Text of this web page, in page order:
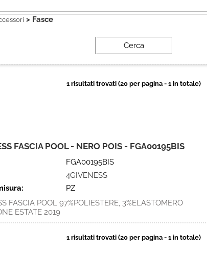
> Fasce
1 risultati trovati (20 per pagina - 1 in totale)
FASCIA POOL - NERO POIS - FGA00195BIS
FGA00195BIS
4GIVENESS
PZ
FASCIA POOL 97%POLIESTERE, 3%ELASTOMERO
ESTATE 2019
1 risultati trovati (20 per pagina - 1 in totale)